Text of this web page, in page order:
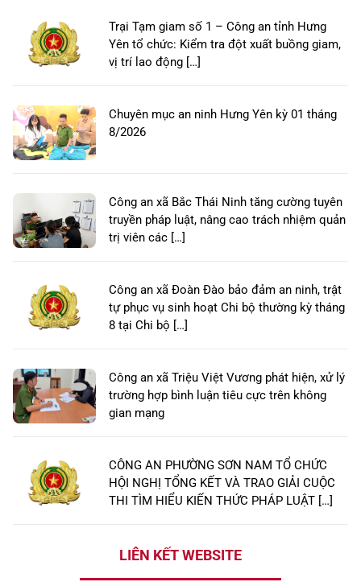
Trại Tạm giam số 1 – Công an tỉnh Hưng
Yên tổ chức: Kiểm tra đột xuất buồng giam,
vị trí lao động […]
Chuyên mục an ninh Hưng Yên kỳ 01 tháng
8/2026
Công an xã Bắc Thái Ninh tăng cường tuyên
truyền pháp luật, nâng cao trách nhiệm quản
trị viên các […]
Công an xã Đoàn Đào bảo đảm an ninh, trật
tự phục vụ sinh hoạt Chi bộ thường kỳ tháng
8 tại Chi bộ […]
Công an xã Triệu Việt Vương phát hiện, xử lý
trường hợp bình luận tiêu cực trên không
gian mạng
CÔNG AN PHƯỜNG SƠN NAM TỔ CHỨC
HỘI NGHỊ TỔNG KẾT VÀ TRAO GIẢI CUỘC
THI TÌM HIỂU KIẾN THỨC PHÁP LUẬT […]
LIÊN KẾT WEBSITE